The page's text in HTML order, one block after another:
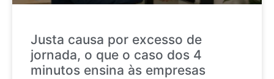
Justa causa por excesso de
jornada, o que o caso dos 4
minutos ensina às empresas